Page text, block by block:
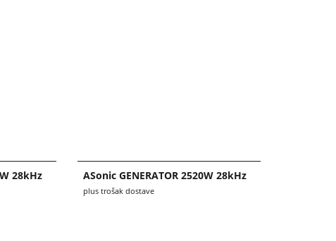
28kHz ASonic GENERATOR 2520W 28kHz
plus trošak dostave